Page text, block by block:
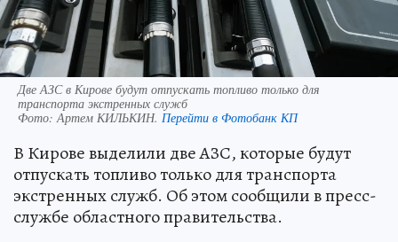
Две АЗС в Кирове будут отпускать топливо только для
транспорта экстренных служб
Фото: Артем КИЛЬКИН. Перейти в Фотобанк КП
В Кирове выделили две АЗС, которые будут
отпускать топливо только для транспорта
экстренных служб. Об этом сообщили в пресс-
службе областного правительства.